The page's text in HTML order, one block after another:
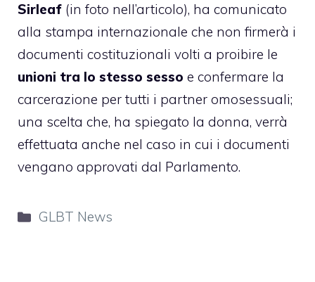
Sirleaf (in foto nell’articolo), ha comunicato
alla stampa internazionale che non firmerà i
documenti costituzionali volti a proibire le
unioni tra lo stesso sesso e confermare la
carcerazione per tutti i partner omosessuali;
una scelta che, ha spiegato la donna, verrà
effettuata anche nel caso in cui i documenti
vengano approvati dal Parlamento.
Categorie
GLBT News